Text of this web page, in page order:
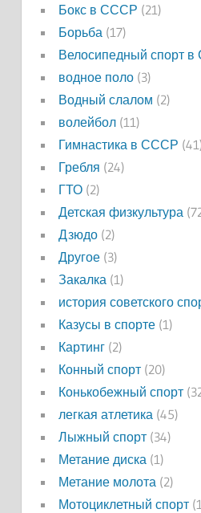
Бокс в СССР (21)
Борьба (17)
Велосипедный спорт
водное поло(3)
Водный слалом (2)
волейбол(11)
Гимнастика в СССР
Гребля (24)
ГТО(2)
Детская физкультура
Дзюдо(2)
Другое(3)
Закалка (1)
история советского
Казусы в спорте(1)
Картинг(2)
Конный спорт(20)
Конькобежный спорт
легкая атлетика (45)
Лыжный спорт(34)
Метание диска (1)
Метание молота (2)
Мотоциклетный спорт